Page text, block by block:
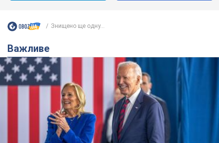
Знищено ще одну...
Важливе